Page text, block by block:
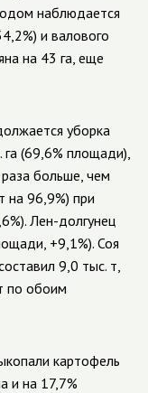
наблюдается
и валового
на 43 га, еще
уборка
(69,6% площади),
больше, чем
на 96,9%) при
Лен-долгунец
+9,1%). Соя
9,0 тыс. т,
по обоим
картофель
и на 17,7%